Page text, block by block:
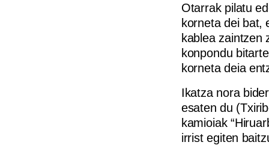
Otarrak pilatu
korneta dei bat,
kablea zaintzen
konpondu
korneta deia
Ikatza nora
esaten du
kamioiak
irrist egiten